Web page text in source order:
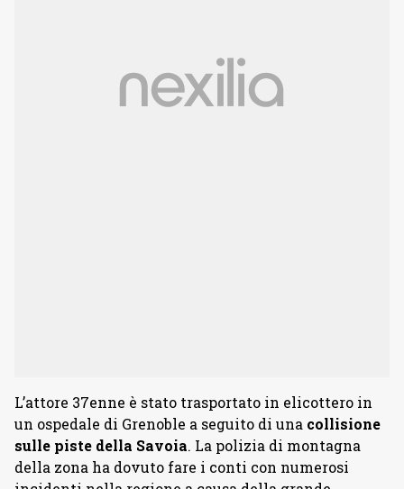
L’attore 37enne è stato trasportato in elicottero in
un ospedale di Grenoble a seguito di una collisione
sulle piste della Savoia. La polizia di montagna
della zona ha dovuto fare i conti con numerosi